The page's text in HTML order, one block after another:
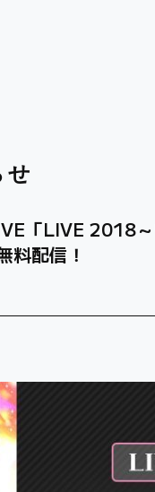
せ
「LIVE 2018
料配信！